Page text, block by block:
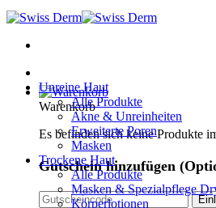
Warenkorb
Es befinden sich keine Produkte
Gutschein hinzufügen
Unreine Haut
Alle Produkte
Akne & Unreinheiten
Erweiterte Poren
Masken
Trockene Haut
Alle Produkte
Masken & Spezialpflege
Körperlotionen